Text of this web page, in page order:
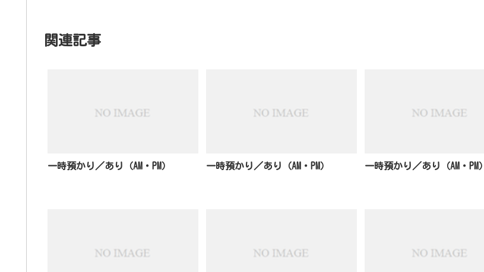
関連記事
一時預かり／あり（AM・PM） 一時預かり／あり（AM・PM） 一時預かり／あり（AM・PM）